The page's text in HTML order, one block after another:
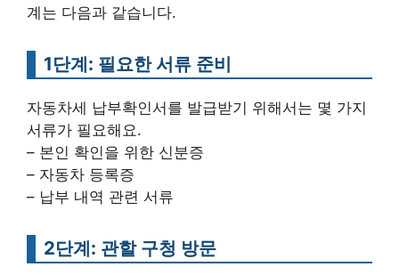
계는 다음과 같습니다.
1단계: 필요한 서류 준비
자동차세 납부확인서를 발급받기 위해서는 몇 가지
서류가 필요해요.
– 본인 확인을 위한 신분증
– 자동차 등록증
– 납부 내역 관련 서류
2단계: 관할 구청 방문